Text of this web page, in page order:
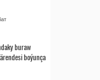
buraw
boýunça